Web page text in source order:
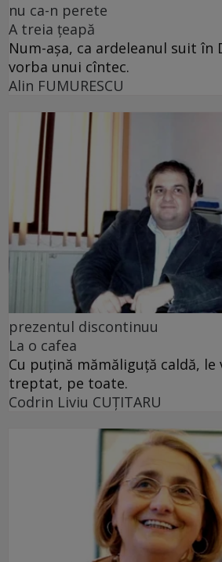
nu ca-n perete
A treia țeapă
Num-așa, ca ardeleanul suit în
vorba unui cîntec.
Alin FUMURESCU
prezentul discontinuu
La o cafea
Cu puţină mămăliguţă caldă, le
treptat, pe toate.
Codrin Liviu CUŢITARU